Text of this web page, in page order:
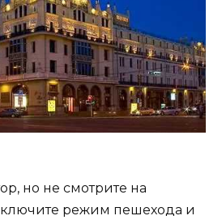
но не смотрите на
режим пешехода и